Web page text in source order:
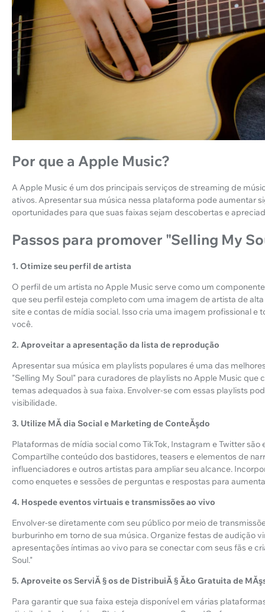
Por que a Apple Music?
A Apple Music é um dos principais serviços de streaming de
ativos. Apresentar sua música nessa plataforma pode aumentar
oportunidades para que suas faixas sejam descobertas e
Passos para promover "Selling My
1. Otimize seu perfil de artista
O perfil de um artista no Apple Music serve como um
que seu perfil esteja completo com uma imagem de artista de
site e contas de mídia social. Isso cria uma imagem profissional e
você.
2. Aproveitar a apresentação da lista de reprodução
Apresentar sua música em playlists populares é uma das
"Selling My Soul" para curadores de playlists no Apple Music que
temas adequados à sua faixa. Envolver-se com essas playlists
visibilidade.
3. Utilize MĂ dia Social e Marketing de ConteĂşdo
Plataformas de mídia social como TikTok, Instagram e Twitter
Compartilhe conteúdo dos bastidores, teasers e elementos de
influenciadores e outros artistas para ampliar seu alcance.
como enquetes e sessões de perguntas e respostas para
4. Hospede eventos virtuais e transmissões ao vivo
Envolver-se diretamente com seu público por meio de
burburinho em torno de sua música. Organize festas de audição
apresentações íntimas ao vivo para se conectar com seus fãs e
Soul."
5. Aproveite os ServiĂ § os de DistribuiĂ § ĂŁo Gratuita de
Para garantir que sua faixa esteja disponível em várias